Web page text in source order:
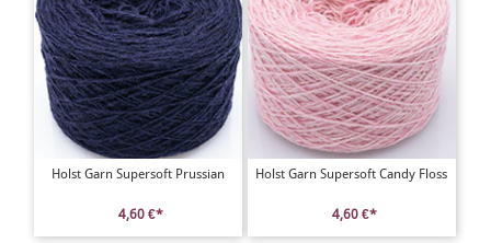
Holst Garn Supersoft Prussian
4,60 €*
Holst Garn Supersoft Candy Floss
4,60 €*